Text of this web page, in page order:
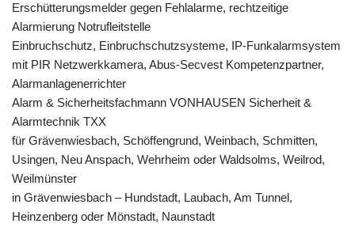
Erschütterungsmelder gegen Fehlalarme, rechtzeitige
Alarmierung Notrufleitstelle
Einbruchschutz, Einbruchschutzsysteme, IP-Funkalarmsystem
mit PIR Netzwerkkamera, Abus-Secvest Kompetenzpartner,
Alarmanlagenerrichter
Alarm & Sicherheitsfachmann VONHAUSEN Sicherheit &
Alarmtechnik TXX
für Grävenwiesbach, Schöffengrund, Weinbach, Schmitten,
Usingen, Neu Anspach, Wehrheim oder Waldsolms, Weilrod,
Weilmünster
in Grävenwiesbach – Hundstadt, Laubach, Am Tunnel,
Heinzenberg oder Mönstadt, Naunstadt